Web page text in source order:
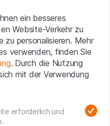
2017
ein besseres
Website-Verkehr zu
zu personalisieren. Mehr
verwenden, finden Sie
. Durch die Nutzung
mit der Verwendung
erforderlich und